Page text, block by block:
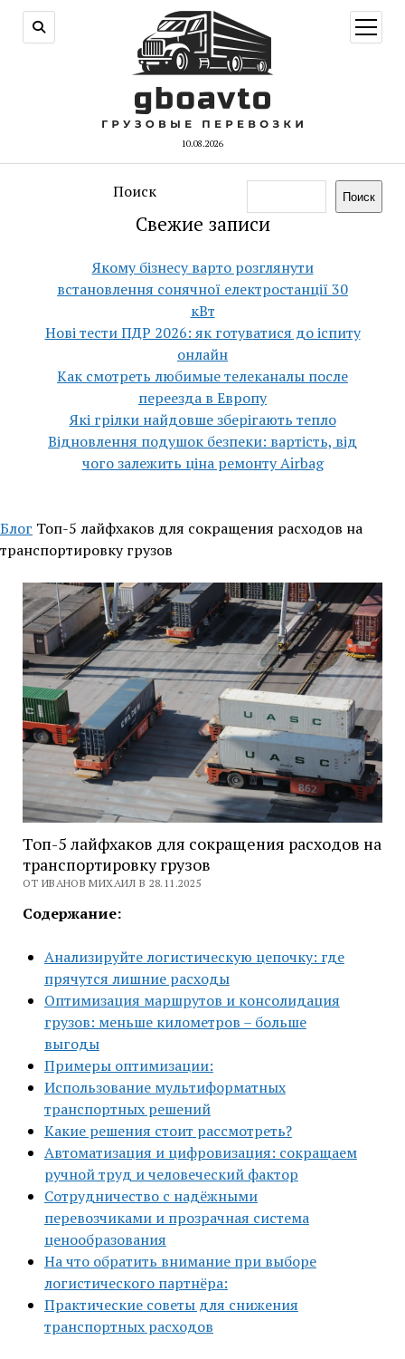
10.08.2026
меню
Поиск Поиск
Свежие записи
Якому бізнесу варто розглянути
встановлення сонячної електростанції 30
кВт
Нові тести ПДР 2026: як готуватися до іспиту
онлайн
Как смотреть любимые телеканалы после
переезда в Европу
Які грілки найдовше зберігають тепло
Відновлення подушок безпеки: вартість, від
чого залежить ціна ремонту Airbag
Блог Топ-5 лайфхаков для сокращения расходов на
транспортировку грузов
Топ-5 лайфхаков для сокращения расходов на
транспортировку грузов
ОТ ИВАНОВ МИХАИЛ В 28.11.2025
Содержание:
Анализируйте логистическую цепочку: где
прячутся лишние расходы
Оптимизация маршрутов и консолидация
грузов: меньше километров – больше
выгоды
Примеры оптимизации:
Использование мультиформатных
транспортных решений
Какие решения стоит рассмотреть?
Автоматизация и цифровизация: сокращаем
ручной труд и человеческий фактор
Сотрудничество с надёжными
перевозчиками и прозрачная система
ценообразования
На что обратить внимание при выборе
логистического партнёра:
Практические советы для снижения
транспортных расходов